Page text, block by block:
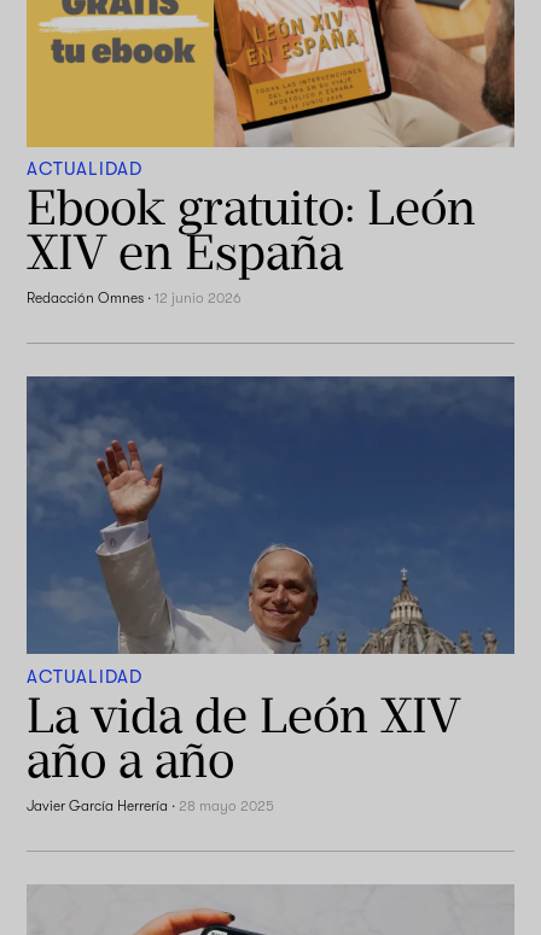
ACTUALIDAD
Ebook gratuito: León
XIV en España
Redacción Omnes ·12 junio 2026
ACTUALIDAD
La vida de León XIV
año a año
Javier García Herrería · 28 mayo 2025